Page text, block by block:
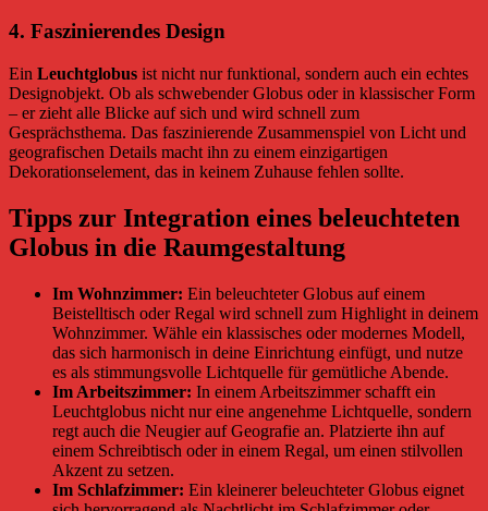
4. Faszinierendes Design
Ein Leuchtglobus ist nicht nur funktional, sondern auch ein echtes
Designobjekt. Ob als schwebender Globus oder in klassischer Form
– er zieht alle Blicke auf sich und wird schnell zum
Gesprächsthema. Das faszinierende Zusammenspiel von Licht und
geografischen Details macht ihn zu einem einzigartigen
Dekorationselement, das in keinem Zuhause fehlen sollte.
Tipps zur Integration eines beleuchteten
Globus in die Raumgestaltung
Im Wohnzimmer: Ein beleuchteter Globus auf einem
Beistelltisch oder Regal wird schnell zum Highlight in deinem
Wohnzimmer. Wähle ein klassisches oder modernes Modell,
das sich harmonisch in deine Einrichtung einfügt, und nutze
es als stimmungsvolle Lichtquelle für gemütliche Abende.
Im Arbeitszimmer: In einem Arbeitszimmer schafft ein
Leuchtglobus nicht nur eine angenehme Lichtquelle, sondern
regt auch die Neugier auf Geografie an. Platzierte ihn auf
einem Schreibtisch oder in einem Regal, um einen stilvollen
Akzent zu setzen.
Im Schlafzimmer: Ein kleinerer beleuchteter Globus eignet